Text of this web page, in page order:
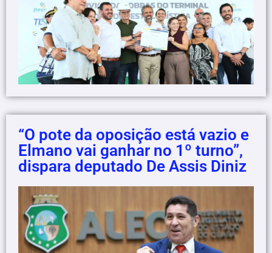
“O pote da oposição está vazio e
Elmano vai ganhar no 1º turno”,
dispara deputado De Assis Diniz